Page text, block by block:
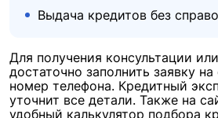
Выдача кредитов без
Для получения консультации
достаточно заполнить заявку на
номер телефона. Кредитный
уточнит все детали. Также на
удобный калькулятор подбора